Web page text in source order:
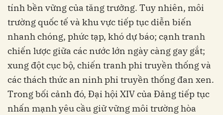
tính bền vững của tăng trưởng. Tuy nhiên, môi
trường quốc tế và khu vực tiếp tục diễn biến
nhanh chóng, phức tạp, khó dự báo; cạnh tranh
chiến lược giữa các nước lớn ngày càng gay gắt;
xung đột cục bộ, chiến tranh phi truyền thống và
các thách thức an ninh phi truyền thống đan xen.
Trong bối cảnh đó, Đại hội XIV của Đảng tiếp tục
nhấn mạnh yêu cầu giữ vững môi trường hòa